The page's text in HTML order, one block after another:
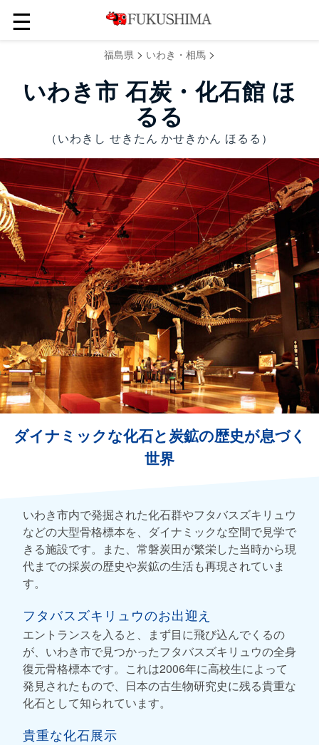
☰
福島県 > いわき・相馬 >
いわき市 石炭・化石館 ほ
るる
（いわきし せきたん かせきかん ほるる）
ダイナミックな化石と炭鉱の歴史が息づく
世界
いわき市内で発掘された化石群やフタバスズキリュウ
などの大型骨格標本を、ダイナミックな空間で見学で
きる施設です。また、常磐炭田が繁栄した当時から現
代までの採炭の歴史や炭鉱の生活も再現されていま
す。
フタバスズキリュウのお出迎え
エントランスを入ると、まず目に飛び込んでくるの
が、いわき市で見つかったフタバスズキリュウの全身
復元骨格標本です。これは2006年に高校生によって
発見されたもので、日本の古生物研究史に残る貴重な
化石として知られています。
貴重な化石展示